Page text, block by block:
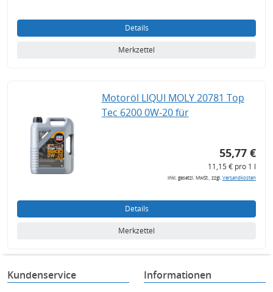
Details
Merkzettel
Motoröl LIQUI MOLY 20781 Top
Tec 6200 0W-20 für
55,77 €
11,15 € pro 1 l
inkl. gesetzl. MwSt., zzgl.Versandkosten
Details
Merkzettel
Kundenservice Informationen